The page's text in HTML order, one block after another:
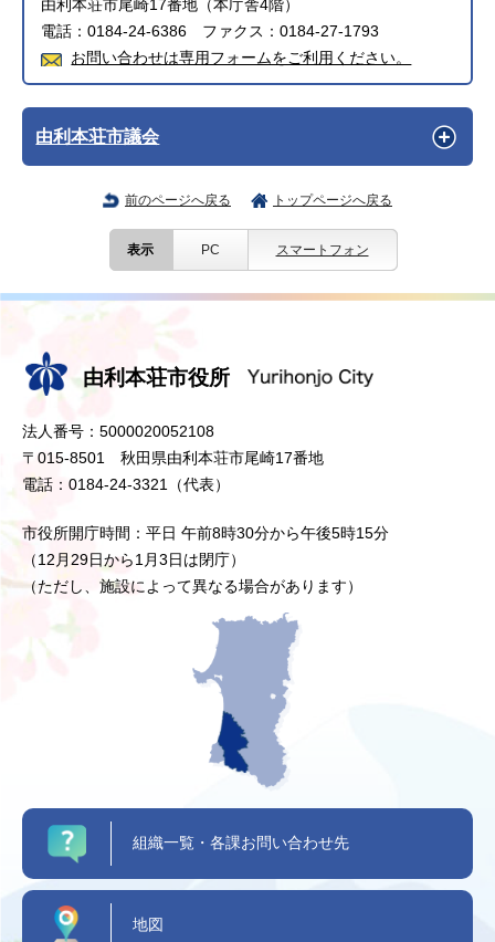
由利本荘市尾崎17番地（本庁舎4階）
電話：0184-24-6386 ファクス：0184-27-1793
お問い合わせは専用フォームをご利用ください。
由利本荘市議会
前のページへ戻る トップページへ戻る
表示 PC スマートフォン
由利本荘市役所
法人番号：5000020052108
〒015-8501 秋田県由利本荘市尾崎17番地
電話：0184-24-3321（代表）
市役所開庁時間：平日 午前8時30分から午後5時15分
（12月29日から1月3日は閉庁）
（ただし、施設によって異なる場合があります）
組織一覧・各課お問い合わせ先
地図